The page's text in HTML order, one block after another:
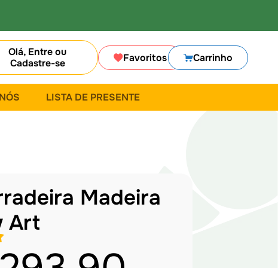
Olá, Entre ou
Cadastre-se
Favoritos Carrinho
LISTA DE PRESENTE
Madeira
Art